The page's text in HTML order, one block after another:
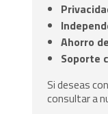
Ahorro
Soporte
Si deseas
consultar a